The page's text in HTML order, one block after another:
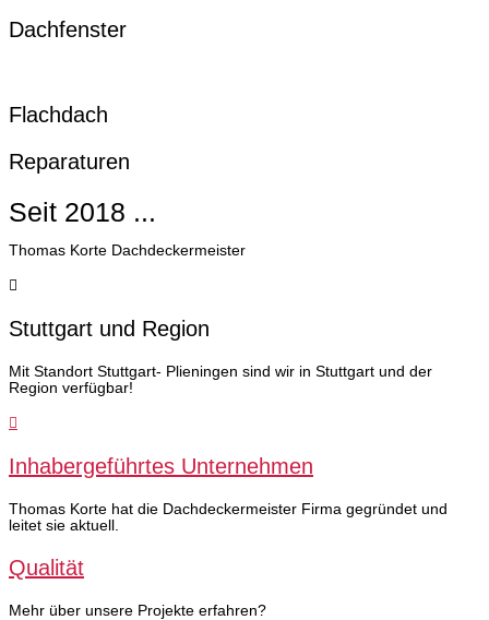
Dachfenster
Flachdach
Reparaturen
Seit 2018 ...
Thomas Korte Dachdeckermeister
Stuttgart und Region
Mit Standort Stuttgart- Plieningen sind wir in Stuttgart und der
Region verfügbar!
Inhabergeführtes Unternehmen
Thomas Korte hat die Dachdeckermeister Firma gegründet und
leitet sie aktuell.
Qualität
Mehr über unsere Projekte erfahren?